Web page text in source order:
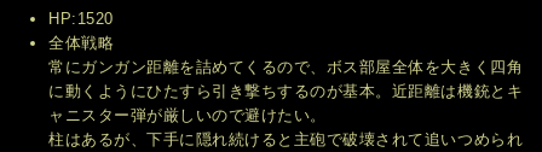
HP:1520
全体戦略
常にガンガン距離を詰めてくるので、ボス部屋全体を大きく四角
に動くようにひたすら引き撃ちするのが基本。近距離は機銃とキ
ャニスター弾が厳しいので避けたい。
柱はあるが、下手に隠れ続けると主砲で破壊されて追いつめられ